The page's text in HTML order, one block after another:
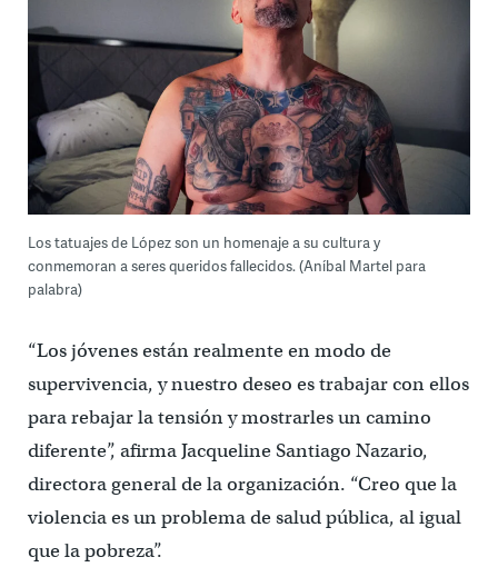
Los tatuajes de López son un homenaje a su cultura y
conmemoran a seres queridos fallecidos. (Aníbal Martel para
palabra)
“Los jóvenes están realmente en modo de
supervivencia, y nuestro deseo es trabajar con ellos
para rebajar la tensión y mostrarles un camino
diferente”, afirma Jacqueline Santiago Nazario,
directora general de la organización. “Creo que la
violencia es un problema de salud pública, al igual
que la pobreza”.